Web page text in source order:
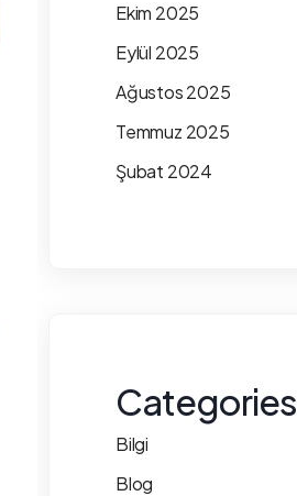
Ekim 2025
Eylül 2025
Ağustos 2025
Temmuz 2025
Şubat 2024
Categories
Bilgi
Blog